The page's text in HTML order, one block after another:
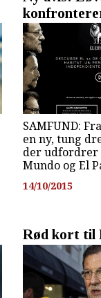
SAMFUND:
en ny, tung
der udfordrer
Mundo og El
14/10/2015
Rød kort til